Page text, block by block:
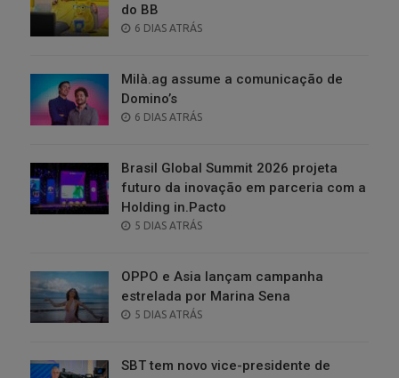
do BB
POSTED
6 DIAS ATRÁS
Milà.ag assume a comunicação de
Domino’s
POSTED
6 DIAS ATRÁS
Brasil Global Summit 2026 projeta
futuro da inovação em parceria com a
Holding in.Pacto
POSTED
5 DIAS ATRÁS
OPPO e Asia lançam campanha
estrelada por Marina Sena
POSTED
5 DIAS ATRÁS
SBT tem novo vice-presidente de